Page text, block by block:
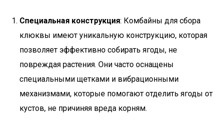
Специальная конструкция: Комбайны для сбора
клюквы имеют уникальную конструкцию, которая
позволяет эффективно собирать ягоды, не
повреждая растения. Они часто оснащены
специальными щетками и вибрационными
механизмами, которые помогают отделить ягоды от
кустов, не причиняя вреда корням.